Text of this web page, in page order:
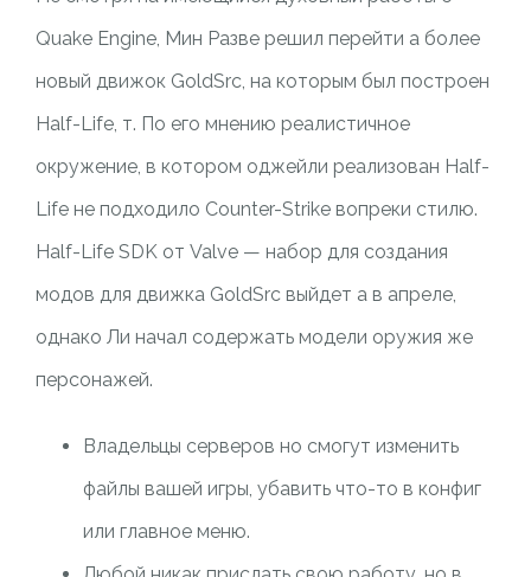
Quake Engine, Мин Разве решил перейти а более
новый движок GoldSrc, на которым был построен
Half-Life, т. По его мнению реалистичное
окружение, в котором оджейли реализован Half-
Life не подходило Counter-Strike вопреки стилю.
Half-Life SDK от Valve — набор для создания
модов для движка GoldSrc выйдет а в апреле,
однако Ли начал содержать модели оружия же
персонажей.
Владельцы серверов но смогут изменить
файлы вашей игры, убавить что-то в конфиг
или главное меню.